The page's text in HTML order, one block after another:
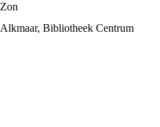
Zon
Alkmaar, Bibliotheek Centrum